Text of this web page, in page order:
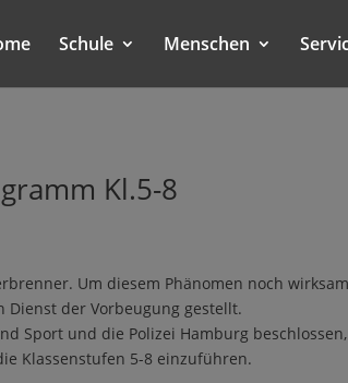
Schule Menschen
Kl.5-8
Um diesem Phänomen noch
der Vorbeugung gestellt.
Sport und die Polizei Hamburg
Klassenstufen 5-8 einzuführen.